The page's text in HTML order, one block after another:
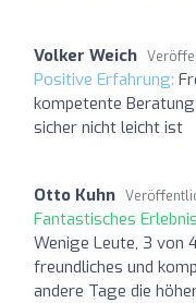
Volker Weich
Positive Erfahrung:
kompetente
sicher nicht leicht ist
Otto Kuhn
Fantastisches
Wenige Leute, 3 von
freundliches und
andere Tage die